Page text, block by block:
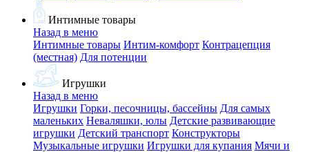
Интимные товары
Назад в меню
Интимные товары Интим-комфорт Контрацепция
(местная) Для потенции
Игрушки
Назад в меню
Игрушки Горки, песочницы, бассейны Для самых
маленьких Неваляшки, юлы Детские развивающие
игрушки Детский транспорт Конструкторы
Музыкальные игрушки Игрушки для купания Мячи и